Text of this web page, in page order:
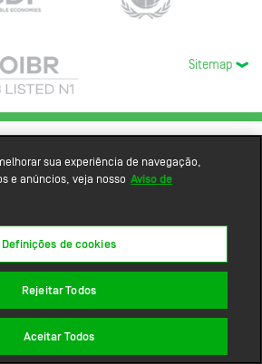
Sitemap
sua experiência de navegação,
e anúncios, veja nosso Aviso de
Definições de cookies
Rejeitar Todos
Aceitar Todos